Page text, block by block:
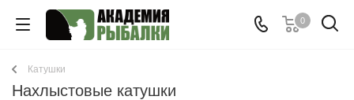
0
Катушки
Нахлыстовые катушки